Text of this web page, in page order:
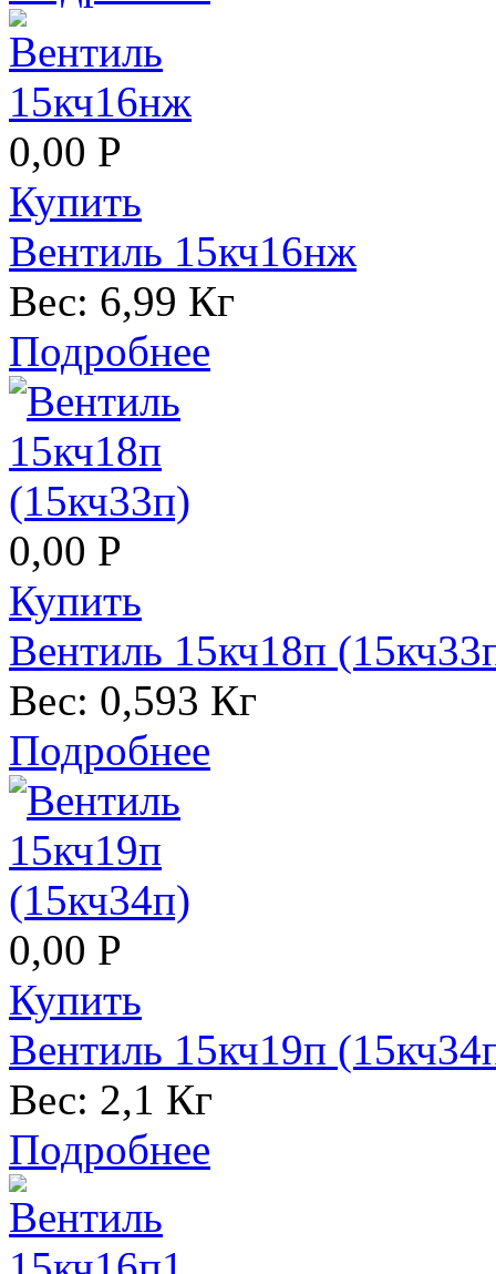
0,00 Р
Купить
Вентиль 15кч16нж
Вес: 6,99 Кг
Подробнее
0,00 Р
Купить
Вентиль 15кч18п
Вес: 0,593 Кг
Подробнее
0,00 Р
Купить
Вентиль 15кч19п
Вес: 2,1 Кг
Подробнее